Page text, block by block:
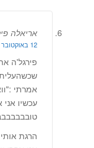
אריאלה
12 באוקטובר 2010 at 9:29
פירגל'ה
אמרתי
עכשיו
הרגת